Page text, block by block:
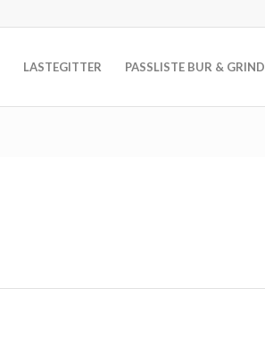
LASTEGITTER PASSLISTE BUR & GRIND